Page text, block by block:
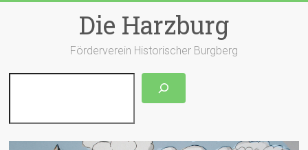
Die Harzburg
Förderverein Historischer Burgberg